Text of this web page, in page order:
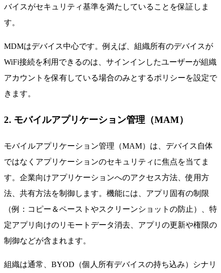
バイスがセキュリティ基準を満たしていることを保証しま
す。
MDMはデバイス中心です。例えば、組織所有のデバイスが
WiFi接続を利用できるのは、サインインしたユーザーが組織
アカウントを保有している場合のみとするポリシーを設定で
きます。
2. モバイルアプリケーション管理（MAM）
モバイルアプリケーション管理（MAM）は、デバイス自体
ではなくアプリケーションのセキュリティに焦点を当てま
す。企業向けアプリケーションへのアクセス方法、使用方
法、共有方法を制御します。機能には、アプリ固有の制限
（例：コピー＆ペーストやスクリーンショットの防止）、特
定アプリ向けのリモートデータ消去、アプリの更新や権限の
制御などが含まれます。
組織は通常、BYOD（個人所有デバイスの持ち込み）シナリ